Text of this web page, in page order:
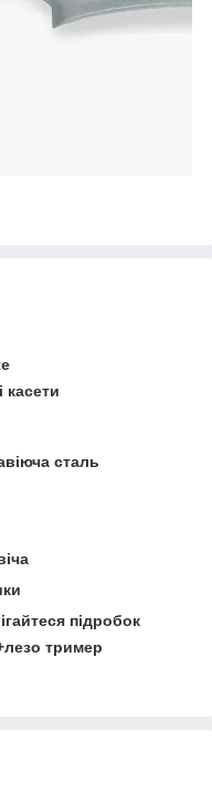
касети
сталь
підробок
тример